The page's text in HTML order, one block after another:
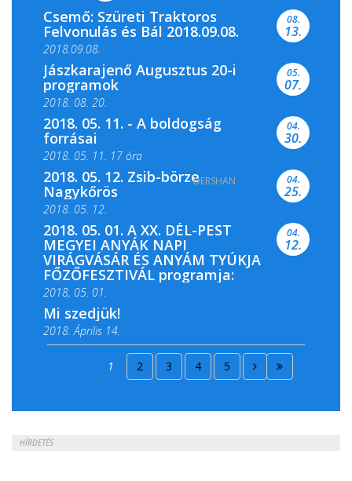
Csemő: Szüreti Traktoros
Felvonulás és Bál 2018.09.08.
2018.09.08.
08.
13.
Jászkarajenő Augusztus 20-i
programok
2018. 08. 20.
05.
07.
2018. 05. 11. - A boldogság
forrásai
2018. 05. 11. 17 óra
2018. 05. 11. 19 óra
04.
30.
2018. 05. 12. Zsib-börze
Nagykőrös
2018. 05. 12.
04.
25.
2018. 05. 01. A XX. DÉL-PEST
MEGYEI ANYÁK NAPI
VIRÁGVÁSÁR ÉS ANYÁM TYÚKJA
FŐZŐFESZTIVÁL programja:
2018, 05. 01.
04.
12.
Mi szedjük!
2018. Április 14.
2018. Április 15.
1 2 3 4 5
HÍRDETÉS
DERSHAN